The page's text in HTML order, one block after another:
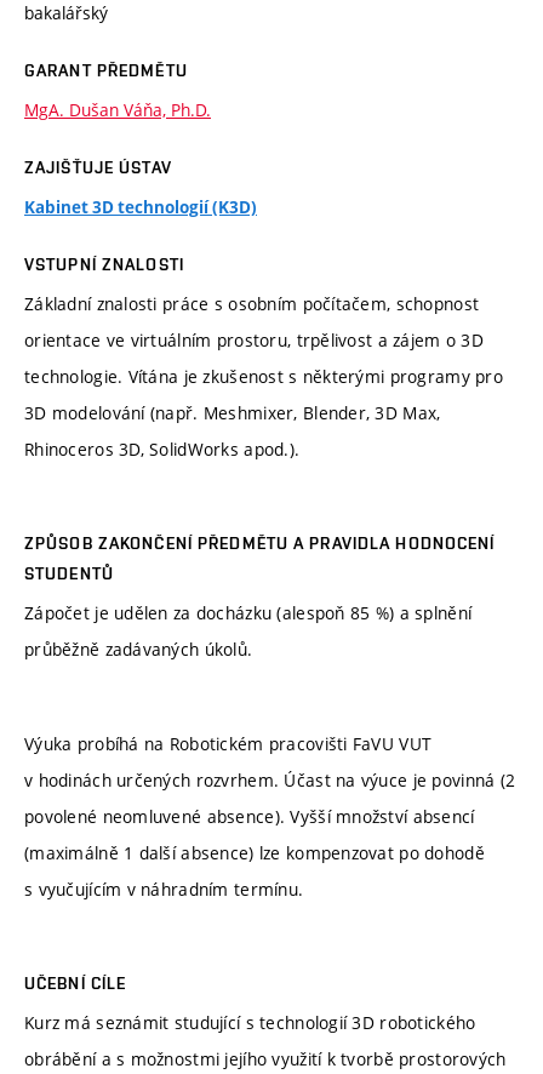
bakalářský
GARANT PŘEDMĚTU
MgA. Dušan Váňa, Ph.D.
ZAJIŠŤUJE ÚSTAV
Kabinet 3D technologií (K3D)
VSTUPNÍ ZNALOSTI
Základní znalosti práce s osobním počítačem, schopnost
orientace ve virtuálním prostoru, trpělivost a zájem o 3D
technologie. Vítána je zkušenost s některými programy pro
3D modelování (např. Meshmixer, Blender, 3D Max,
Rhinoceros 3D, SolidWorks apod.).
ZPŮSOB ZAKONČENÍ PŘEDMĚTU A PRAVIDLA HODNOCENÍ
STUDENTŮ
Zápočet je udělen za docházku (alespoň 85 %) a splnění
průběžně zadávaných úkolů.
Výuka probíhá na Robotickém pracovišti FaVU VUT
v hodinách určených rozvrhem. Účast na výuce je povinná (2
povolené neomluvené absence). Vyšší množství absencí
(maximálně 1 další absence) lze kompenzovat po dohodě
s vyučujícím v náhradním termínu.
UČEBNÍ CÍLE
Kurz má seznámit studující s technologií 3D robotického
obrábění a s možnostmi jejího využití k tvorbě prostorových